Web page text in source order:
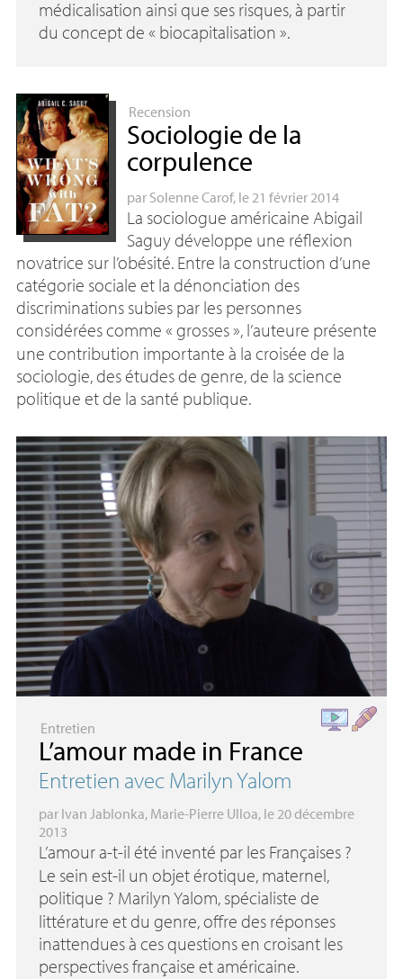
médicalisation ainsi que ses risques, à partir
du concept de « biocapitalisation ».
Recension
Sociologie de la
corpulence
par Solenne Carof, le 21 février 2014
La sociologue américaine Abigail
Saguy développe une réflexion
novatrice sur l’obésité. Entre la construction d’une
catégorie sociale et la dénonciation des
discriminations subies par les personnes
considérées comme « grosses», l’auteure présente
une contribution importante à la croisée de la
sociologie, des études de genre, de la science
politique et de la santé publique.
Entretien
L’amour made in France
Entretien avec Marilyn Yalom
par Ivan Jablonka, Marie-Pierre Ulloa, le 20 décembre
2013
L’amour a-t-il été inventé par les Françaises ?
Le sein est-il un objet érotique, maternel,
politique ? Marilyn Yalom, spécialiste de
littérature et du genre, offre des réponses
inattendues à ces questions en croisant les
perspectives française et américaine.